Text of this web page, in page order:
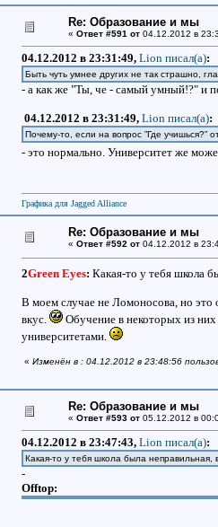
Re: Образование и мы
« Ответ #591 от04.12.2012 в
04.12.2012 в 23:31:49, Lion писал(a):
Быть чуть умнее других не так страшно,
- а как же "Ты, че - самый умный!?" и
04.12.2012 в 23:31:49, Lion писал(a):
Почему-то, если на вопрос ”Где учишься?”
- это нормально. Университет же
Графика для Jagged Alliance
Re: Образование и мы
« Ответ #592 от04.12.2012 в
2Green Eyes: Какая-то у тебя школа
В моем случае не Ломоносова, но это
вкус.
Обучение в некоторых из них
университетами.
« Изменён в : 04.12.2012 в 23:48:56
Re: Образование и мы
« Ответ #593 от05.12.2012 в
04.12.2012 в 23:47:43, Lion писал(a):
Какая-то у тебя школа была
-
Offtop: